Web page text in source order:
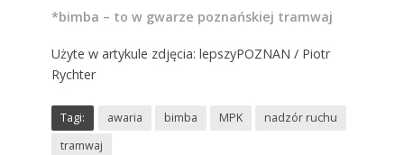
*bimba – to w gwarze poznańskiej tramwaj
Użyte w artykule zdjęcia: lepszyPOZNAN / Piotr
Rychter
Tagi: awaria bimba MPK
nadzór ruchu
tramwaj